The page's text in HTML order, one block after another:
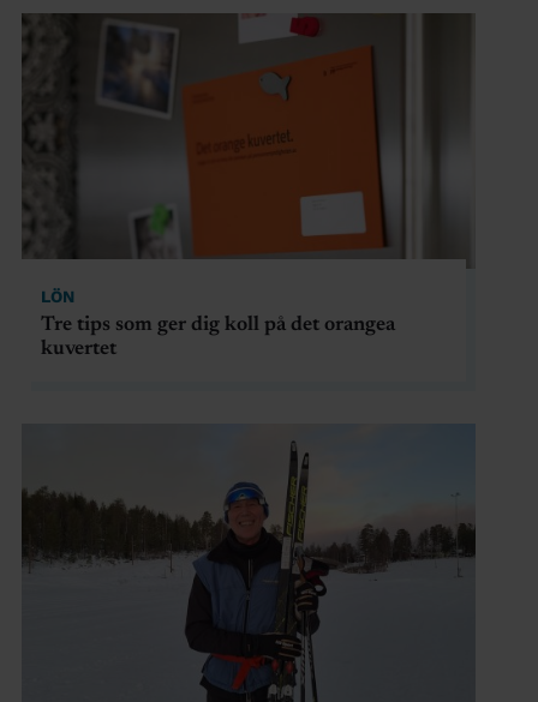
LÖN
Tre tips som ger dig koll på det orangea
kuvertet